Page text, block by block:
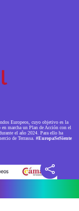
Europeos, cuyo objetivo es la
marcha un Plan de Acción con el
el año 2024. Para ello ha
de Terrassa. #EuropaSeSiente